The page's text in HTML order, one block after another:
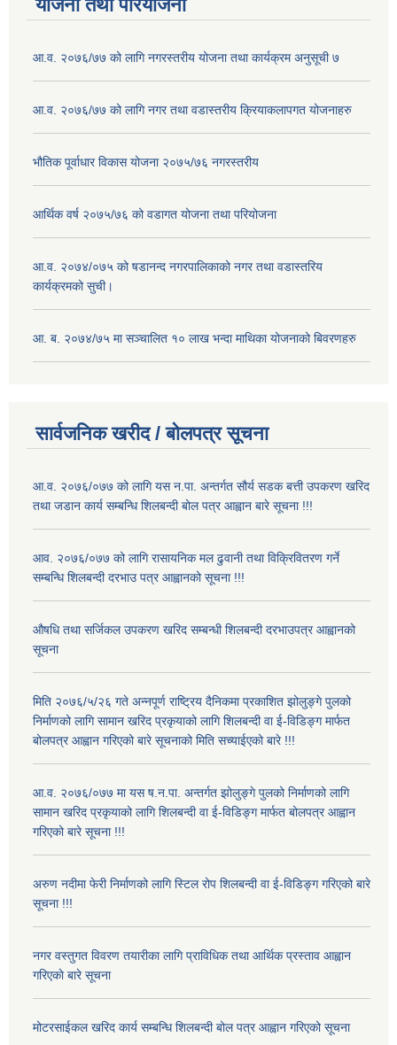
योजना तथा परियोजना
आ.व. २०७६/७७ को लागि नगरस्तरीय योजना तथा कार्यक्रम अनुसूची ७
आ.व. २०७६/७७ को लागि नगर तथा वडास्तरीय क्रियाकलापगत योजनाहरु
भौतिक पूर्वाधार विकास योजना २०७५/७६ नगरस्तरीय
आर्थिक वर्ष २०७५/७६ को वडागत योजना तथा परियोजना
आ.व. २०७४/०७५ को षडानन्द नगरपालिकाको नगर तथा वडास्तरिय
कार्यक्रमको सुची।
आ. ब. २०७४/७५ मा सञ्चालित १० लाख भन्दा माथिका योजनाको बिवरणहरु
सार्वजनिक खरीद / बोलपत्र सूचना
आ.व. २०७६/०७७ को लागि यस न.पा. अन्तर्गत सौर्य सडक बत्ती उपकरण खरिद
तथा जडान कार्य सम्बन्धि शिलबन्दी बोल पत्र आह्वान बारे सूचना !!!
आव. २०७६/०७७ को लागि रासायनिक मल ढुवानी तथा विक्रिवितरण गर्ने
सम्बन्धि शिलबन्दी दरभाउ पत्र आह्वानको सूचना !!!
औषधि तथा सर्जिकल उपकरण खरिद सम्बन्धी शिलबन्दी दरभाउपत्र आह्वानको
सूचना
मिति २०७६/५/२६ गते अन्नपूर्ण राष्ट्रिय दैनिकमा प्रकाशित झोलुङ्गे पुलको
निर्माणको लागि सामान खरिद प्रकृयाको लागि शिलबन्दी वा ई-विडिङ्ग मार्फत
बोलपत्र आह्वान गरिएको बारे सूचनाको मिति सच्याईएको बारे !!!
आ.व. २०७६/०७७ मा यस ष.न.पा. अन्तर्गत झोलुङ्गे पुलको निर्माणको लागि
सामान खरिद प्रकृयाको लागि शिलबन्दी वा ई-विडिङ्ग मार्फत बोलपत्र आह्वान
गरिएको बारे सूचना !!!
अरुण नदीमा फेरी निर्माणको लागि स्टिल रोप शिलबन्दी वा ई-विडिङ्ग गरिएको बारे
सूचना !!!
नगर वस्तुगत विवरण तयारीका लागि प्राविधिक तथा आर्थिक प्रस्ताव आह्वान
गरिएकाे बारे सूचना
मोटरसाईकल खरिद कार्य सम्बन्धि शिलबन्दी बोल पत्र आह्वान गरिएको सूचना